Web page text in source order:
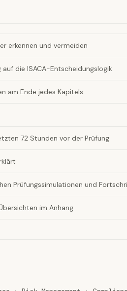
erkennen und vermeiden
die ISACA-Entscheidungslogik
am Ende jedes Kapitels
72 Stunden vor der Prüfung
Prüfungssimulationen und
im Anhang